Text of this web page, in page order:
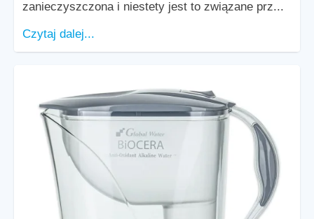
zanieczyszczona i niestety jest to związane prz...
Czytaj dalej...